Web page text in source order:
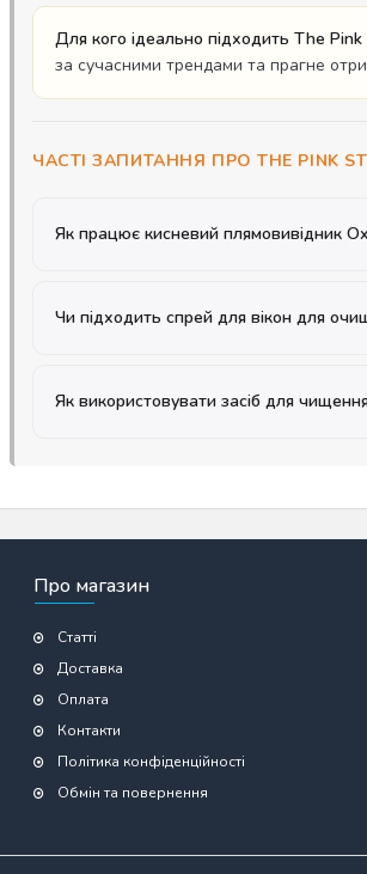
Для кого ідеально підходить The
за сучасними трендами та прагне
ЧАСТІ ЗАПИТАННЯ ПРО THE PINK
Як працює кисневий плямовивідник
Чи підходить спрей для вікон для
Як використовувати засіб для
Про магазин
Статті
Доставка
Оплата
Контакти
Політика конфіденційності
Обмін та повернення